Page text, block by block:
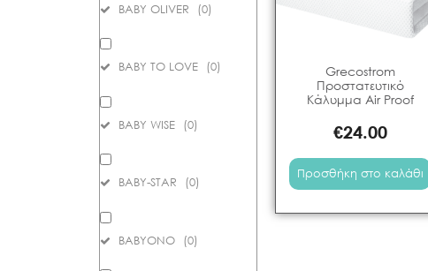
BABY OLIVER (0)
BABY TO LOVE (0)
BABY WISE (0)
BABY-STAR (0)
BABYONO (0)
Grecostrom
Προστατευτικό
Κάλυμμα Air Proof
€24.00
Προσθήκη στο καλάθι